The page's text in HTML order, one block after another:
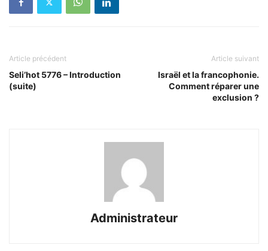
Article précédent
Seli’hot 5776 – Introduction
(suite)
Article suivant
Israël et la francophonie.
Comment réparer une
exclusion ?
Administrateur